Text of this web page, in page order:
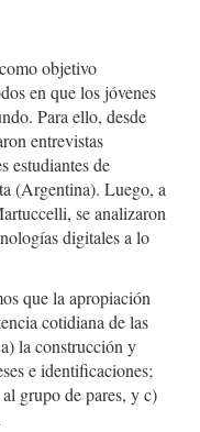
objetivo
en que los jóvenes
Para ello, desde
entrevistas
estudiantes de
(Argentina). Luego, a
se analizaron
digitales a lo
que la apropiación
cotidiana de las
la construcción y
e identificaciones;
grupo de pares, y c)